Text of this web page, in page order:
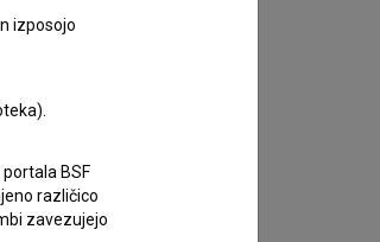
izposojo
BSF
različico
zavezujejo